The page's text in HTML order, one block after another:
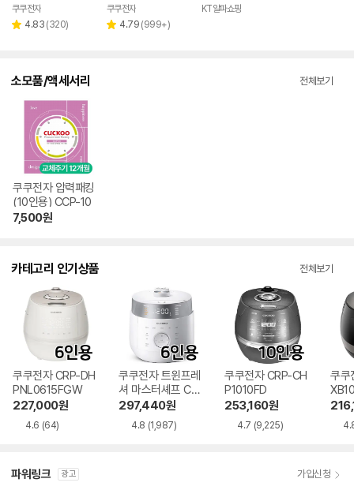
쿠쿠전자
별 4.83 리
(320)
쿠쿠전자
별 4.79 리
(999+)
KT알파쇼핑
소모품/액세서리 전체보기
쿠쿠전자 압력패킹
(10인용) CCP-10
7,500원
카테고리 인기상품 전체보기
쿠쿠전자 CRP-DH
PNL0615FGW
227,000원
4.6 (64)
쿠쿠전자 트윈프레
셔 마스터셰프 CRP
-LHTR0610FW
297,440원
4.8 (1,987)
쿠쿠전자 CRP-CH
P1010FD
253,160원
4.7 (9,225)
쿠쿠
파워링크 광고 가입신청